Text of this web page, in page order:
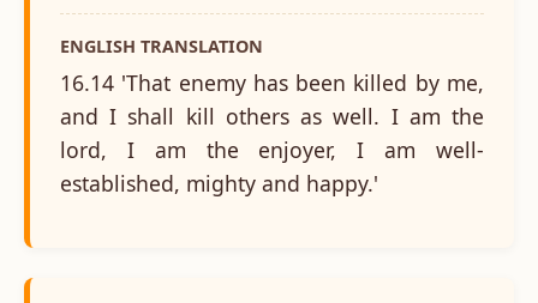
ENGLISH TRANSLATION
16.14 'That enemy has been killed by me,
and I shall kill others as well. I am the
lord, I am the enjoyer, I am well-
established, mighty and happy.'